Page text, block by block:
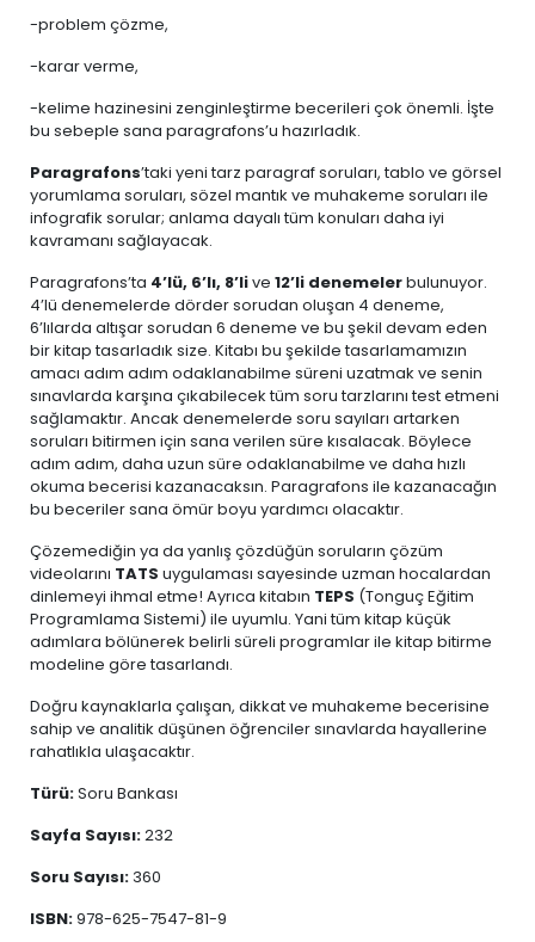
-problem çözme,
-karar verme,
-kelime hazinesini zenginleştirme becerileri çok önemli. İşte
bu sebeple sana paragrafons’u hazırladık.
Paragrafons’taki yeni tarz paragraf soruları, tablo ve görsel
yorumlama soruları, sözel mantık ve muhakeme soruları ile
infografik sorular; anlama dayalı tüm konuları daha iyi
kavramanı sağlayacak.
Paragrafons’ta 4’lü, 6’lı, 8’live 12’li denemelerbulunuyor.
4’lü denemelerde dörder sorudan oluşan 4 deneme,
6’lılarda altışar sorudan 6 deneme ve bu şekil devam eden
bir kitap tasarladık size. Kitabı bu şekilde tasarlamamızın
amacı adım adım odaklanabilme süreni uzatmak ve senin
sınavlarda karşına çıkabilecek tüm soru tarzlarını test etmeni
sağlamaktır. Ancak denemelerde soru sayıları artarken
soruları bitirmen için sana verilen süre kısalacak. Böylece
adım adım, daha uzun süre odaklanabilme ve daha hızlı
okuma becerisi kazanacaksın. Paragrafons ile kazanacağın
bu beceriler sana ömür boyu yardımcı olacaktır.
Çözemediğin ya da yanlış çözdüğün soruların çözüm
videolarını TATS uygulaması sayesinde uzman hocalardan
dinlemeyi ihmal etme! Ayrıca kitabın TEPS (Tonguç Eğitim
Programlama Sistemi) ile uyumlu. Yani tüm kitap küçük
adımlara bölünerek belirli süreli programlar ile kitap bitirme
modeline göre tasarlandı.
Doğru kaynaklarla çalışan, dikkat ve muhakeme becerisine
sahip ve analitik düşünen öğrenciler sınavlarda hayallerine
rahatlıkla ulaşacaktır.
Türü:Soru Bankası
Sayfa Sayısı:232
Soru Sayısı:360
ISBN:978-625-7547-81-9